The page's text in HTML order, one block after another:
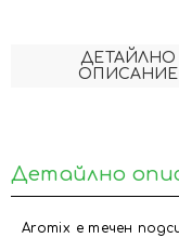
ДЕТАЙЛНО
ОПИСАНИЕ
Детайлно
Aromix е течен